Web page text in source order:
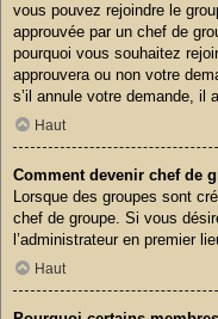
vous pouvez rejoindre le
approuvée par un chef de
pourquoi vous souhaitez
approuvera ou non votre
s’il annule votre demande, il
Haut
Comment devenir chef de
Lorsque des groupes sont
chef de groupe. Si vous
l’administrateur en premier
Haut